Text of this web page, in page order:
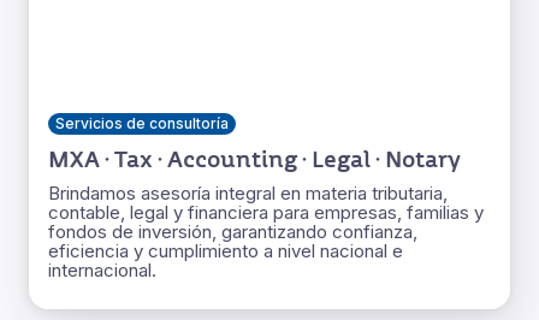
Servicios de consultoría
MXA · Tax · Accounting · Legal · Notary
Brindamos asesoría integral en materia tributaria,
contable, legal y financiera para empresas, familias y
fondos de inversión, garantizando confianza,
eficiencia y cumplimiento a nivel nacional e
internacional.